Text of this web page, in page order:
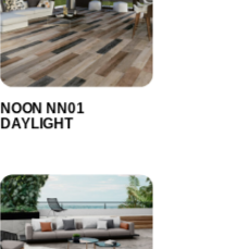
NOON NN01
DAYLIGHT